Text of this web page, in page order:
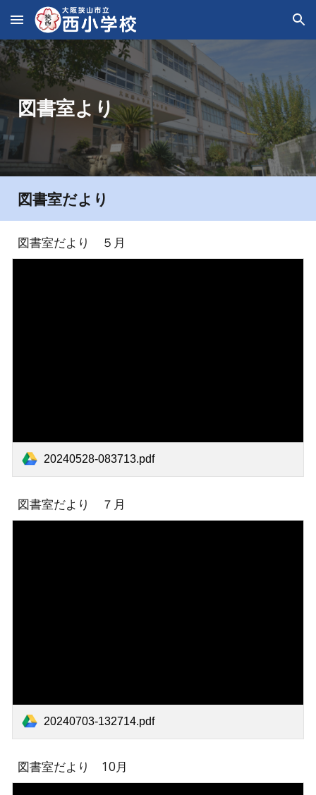
Skip to main content Skip to navigation
図書室より
図書室だより
図書室だより ５月
20240528-083713.pdf
図書室だより ７月
20240703-132714.pdf
図書室だより 10月